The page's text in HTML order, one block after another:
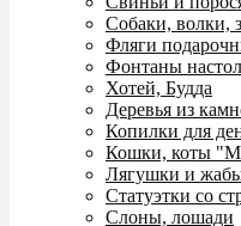
Собаки, волки,
Фляги
Фонтаны
Хотей, Будда
Деревья из
Копилки для
Кошки, коты
Лягушки и
Статуэтки со
Слоны, лошади